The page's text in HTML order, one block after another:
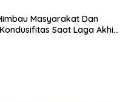
Masyarakat Dan
Saat Laga Akhir